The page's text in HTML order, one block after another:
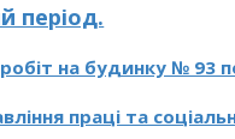
період.
на будинку № 93
праці та